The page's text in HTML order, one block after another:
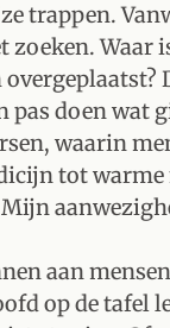
trappen.
zoeken.
pas doen wat
waarin
tot
aan
op de tafel